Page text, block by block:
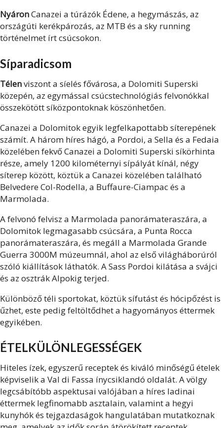
NyáronCanazei a túrázók Édene, a hegymászás, az
országúti kerékpározás, az MTB és a sky running
történelmet írt csúcsokon.
Síparadicsom
Télenviszont a síelés fővárosa, a Dolomiti Superski
közepén, az egymással csúcstechnológiás felvonókkal
összekötött síközpontoknak köszönhetően.
Canazei a Dolomitok egyik legfelkapottabb síterepének
számít. A három híres hágó, a Pordoi, a Sella és a Fedaia
közelében fekvő Canazei a Dolomiti Superski síkörhinta
része, amely 1200 kilométernyi sípályát kínál, négy
síterep között, köztük a Canazei közelében található
Belvedere Col-Rodella, a Buffaure-Ciampac és a
Marmolada.
A felvonó felvisz a Marmolada panorámateraszára, a
Dolomitok legmagasabb csúcsára, a Punta Rocca
panorámateraszára, és megáll a Marmolada Grande
Guerra 3000M múzeumnál, ahol az első világháborúról
szóló kiállítások láthatók. A Sass Pordoi kilátása a svájci
és az osztrák Alpokig terjed.
Különböző téli sportokat, köztük sífutást és hócipőzést is
űzhet, este pedig feltöltődhet a hagyományos éttermek
egyikében.
ÉTELKÜLÖNLEGESSÉGEK
Hiteles ízek, egyszerű receptek és kiváló minőségű ételek
képviselik a Val di Fassa ínycsiklandó oldalát. A völgy
legcsábítóbb aspektusai valójában a híres ladinai
éttermek legfinomabb asztalain, valamint a hegyi
kunyhók és tejgazdaságok hangulatában mutatkoznak